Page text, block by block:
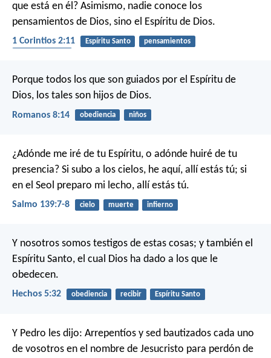
que está en él? Asimismo, nadie conoce los
pensamientos de Dios, sino el Espíritu de Dios.
1 Corintios 2:11 Espíritu Santo
pensamientos
Porque todos los que son guiados por el Espíritu de
Dios, los tales son hijos de Dios.
Romanos 8:14 obediencia niños
¿Adónde me iré de tu Espíritu, o adónde huiré de tu
presencia? Si subo a los cielos, he aquí, allí estás tú; si
en el Seol preparo mi lecho, allí estás tú.
Salmo 139:7-8 cielo muerte infierno
Y nosotros somos testigos de estas cosas; y también el
Espíritu Santo, el cual Dios ha dado a los que le
obedecen.
Hechos 5:32 obediencia recibir Espíritu Santo
Y Pedro les dijo: Arrepentíos y sed bautizados cada uno
de vosotros en el nombre de Jesucristo para perdón de